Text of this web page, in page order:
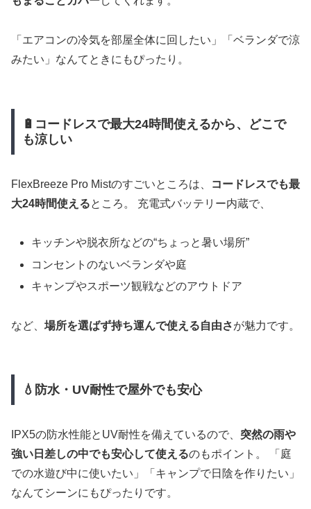
「エアコンの冷気を部屋全体に回したい」「ベランダで涼
みたい」なんてときにもぴったり。
🔋コードレスで最大24時間使えるから、どこで
も涼しい
FlexBreeze Pro Mistのすごいところは、
コードレスでも最
大24時間使えるところ。 充電式バッテリー内蔵で、
キッチンや脱衣所などの“ちょっと暑い場所”
コンセントのないベランダや庭
キャンプやスポーツ観戦などのアウトドア
など、 場所を選ばず持ち運んで使える自由さが魅力です。
💧防水・UV耐性で屋外でも安心
IPX5の防水性能とUV耐性を備えているので、 突然の雨や
強い日差しの中でも安心して使えるのもポイント。 「庭
での水遊び中に使いたい」「キャンプで日陰を作りたい」
なんてシーンにもぴったりです。